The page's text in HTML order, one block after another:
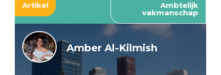
Artikel Ambtelijk
vakmanschap
Amber Al-Kilmish